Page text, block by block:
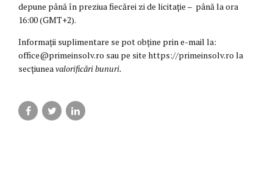
depune până în preziua fiecărei zi de licitație – până la ora
16:00 (GMT+2).
Informații suplimentare se pot obține prin e-mail la:
office@primeinsolv.ro sau pe site https://primeinsolv.ro la
secțiuneavalorificări bunuri.